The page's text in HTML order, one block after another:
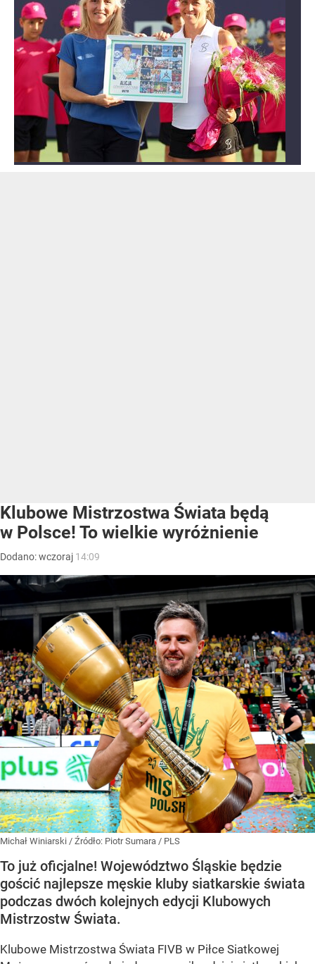
Klubowe Mistrzostwa Świata będą
w Polsce! To wielkie wyróżnienie
Dodano:wczoraj 14:09
Michał Winiarski / Źródło: Piotr Sumara / PLS
To już oficjalne! Województwo Śląskie będzie
gościć najlepsze męskie kluby siatkarskie świata
podczas dwóch kolejnych edycji Klubowych
Mistrzostw Świata.
Klubowe Mistrzostwa Świata FIVB w Piłce Siatkowej